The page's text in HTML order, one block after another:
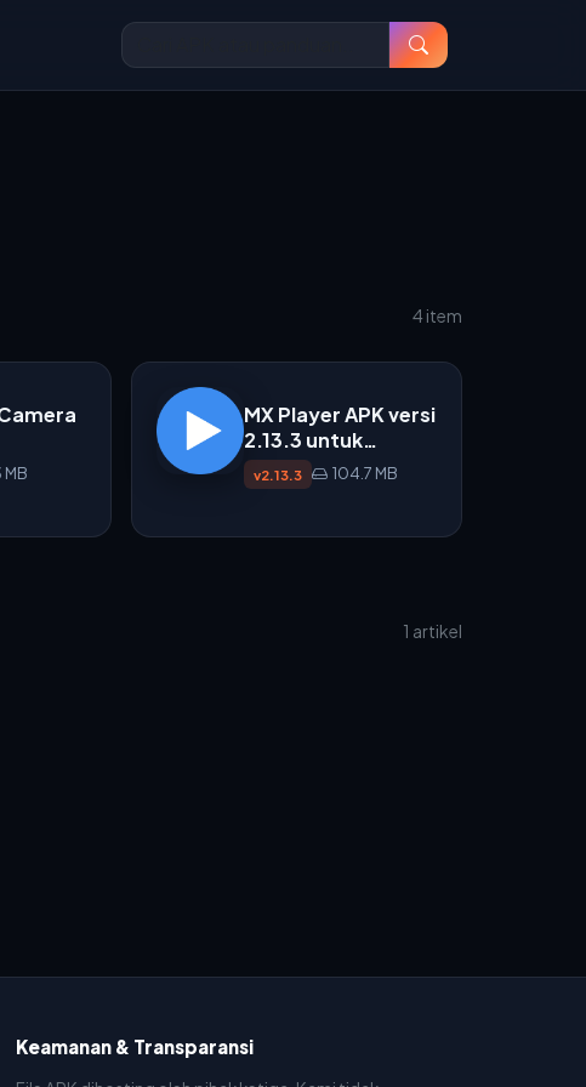
4 item
MB
MX Player APK versi
2.13.3 untuk
Android
v2.13.3 104.7 MB
1 artikel
Keamanan & Transparansi